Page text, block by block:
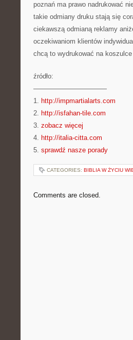
poznań ma prawo nadrukować
takie odmiany druku stają się
ciekawszą odmianą reklamy
oczekiwaniom klientów
chcą to wydrukować na
źródło:
———————————
1. http://impmartialarts.com
2. http://isfahan-tile.com
3. zobacz więcej
4. http://italia-citta.com
5. sprawdź nasze porady
CATEGORIES: BIBLIA W ŻYCIU
Comments are closed.